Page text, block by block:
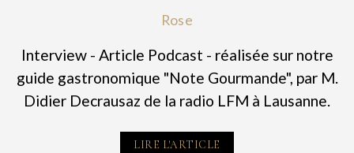
Rose
Interview - Article Podcast - réalisée sur notre
guide gastronomique "Note Gourmande", par M.
Didier Decrausaz de la radio LFM à Lausanne.
LIRE L'ARTICLE